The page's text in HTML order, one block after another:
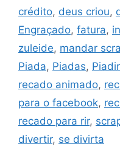
crédito, deus criou,
Engraçado, fatura,
zuleide, mandar
Piada, Piadas,
recado animado,
para o facebook,
recado para rir,
divertir, se divirta